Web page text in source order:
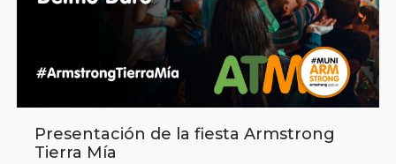
Presentación de la fiesta Armstrong
Tierra Mía